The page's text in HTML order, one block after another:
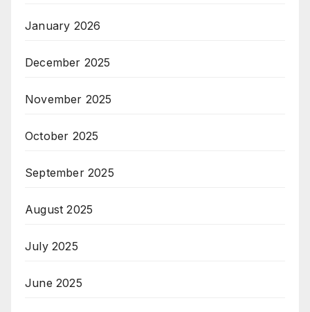
January 2026
December 2025
November 2025
October 2025
September 2025
August 2025
July 2025
June 2025